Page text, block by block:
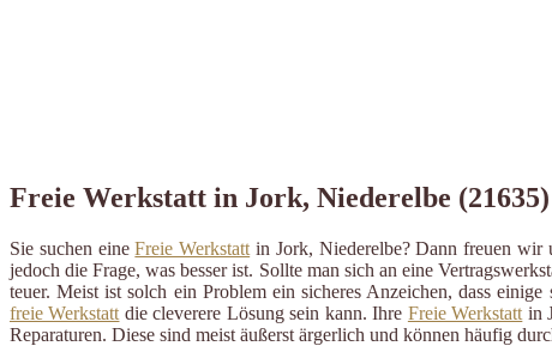
Freie Werkstatt in Jork, Niederelbe
Sie suchen eineFreie Werkstatt in Jork, Niederelbe? Dann freuen wir
jedoch die Frage, was besser ist. Sollte man sich an eine
teuer. Meist ist solch ein Problem ein sicheres Anzeichen, dass
freie Werkstatt die cleverere Lösung sein kann. Ihre Freie Werkstatt in
Reparaturen. Diese sind meist äußerst ärgerlich und können häufig